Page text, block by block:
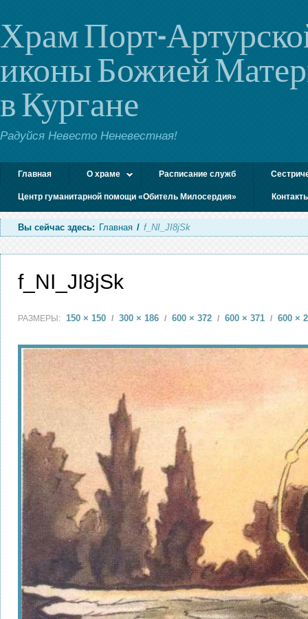
Храм Порт-
иконы Божией
в Кургане
Радуйся Невесто Неневестная!
Главная О храме Расписание служб
Центр гуманитарной помощи «Обитель Милосердия»
Вы сейчас здесь: Главная / f_NI_JI8jSk
f_NI_JI8jSk
РАЗМЕРЫ: 150 × 150 / 300 × 186 / 600 × 372 / 600 × 371 / 600 ×